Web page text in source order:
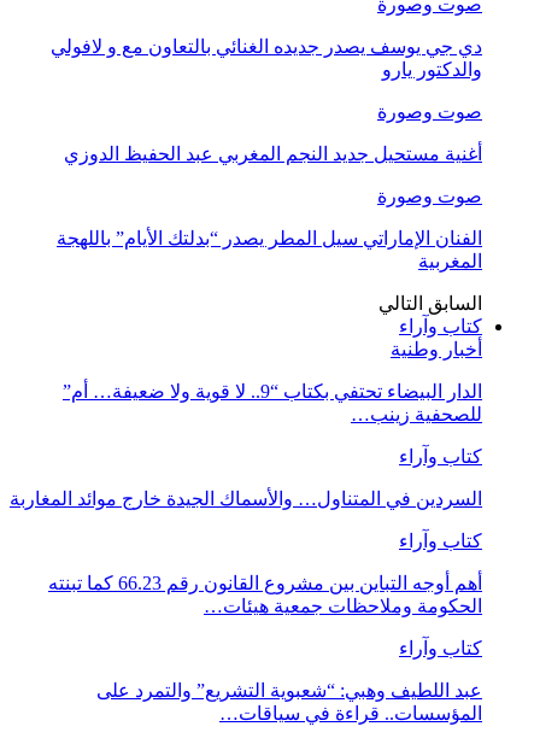
صوت وصورة
دي جي يوسف يصدر جديده الغنائي بالتعاون مع و لافولي
والدكتور يارو
صوت وصورة
أغنية مستحيل جديد النجم المغربي عبد الحفيظ الدوزي
صوت وصورة
الفنان الإماراتي سيل المطر يصدر “بدلتك الأيام” باللهجة
المغربية
السابق التالي
كتاب وآراء
أخبار وطنية
الدار البيضاء تحتفي بكتاب “9.. لا قوية ولا ضعيفة… أم”
للصحفية زينب…
كتاب وآراء
السردين في المتناول… والأسماك الجيدة خارج موائد المغاربة
كتاب وآراء
أهم أوجه التباين بين مشروع القانون رقم 66.23 كما تبنته
الحكومة وملاحظات جمعية هيئات…
كتاب وآراء
عبد اللطيف وهبي: “شعبوية التشريع” والتمرد على
المؤسسات.. قراءة في سياقات…